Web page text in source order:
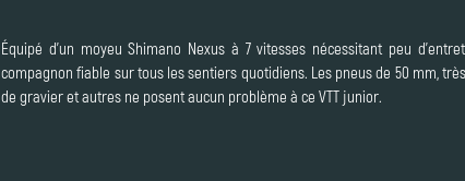
Équipé d'un moyeu Shimano Nexus à 7 vitesses nécessitant peu
compagnon fiable sur tous les sentiers quotidiens. Les pneus de 50 mm,
de gravier et autres ne posent aucun problème à ce VTT junior.